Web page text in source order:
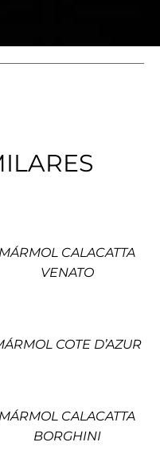
MÁRMOL CALACATTA
VENATO
COTE D’AZUR
MÁRMOL CALACATTA
BORGHINI